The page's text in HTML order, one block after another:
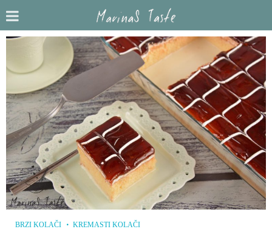
BRZI KOLAČI KREMASTI KOLAČI